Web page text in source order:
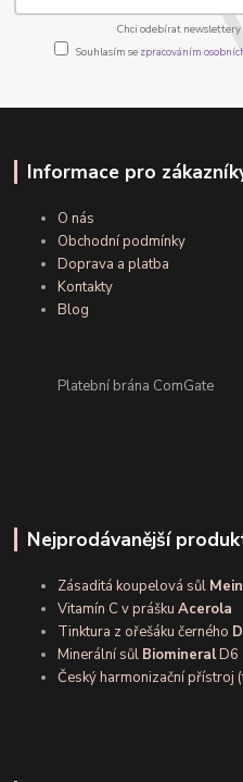
Chci odebírat
Souhlasím se zpracováním
Informace pro
O nás
Obchodní podmínky
Doprava a platba
Kontakty
Blog
Platební brána ComGate
Nejprodávanější
Zásaditá koupelová sůl
Vitamín C v práškuAcerola
Tinktura z ořešáku černého
Minerální sůl BiomineralD6
Český harmonizační přístroj